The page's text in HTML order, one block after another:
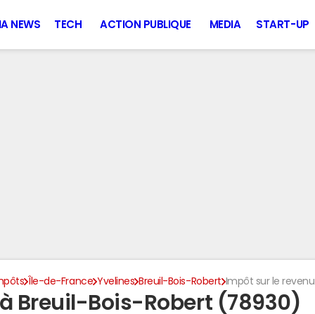
IA NEWS TECH ACTION PUBLIQUE MEDIA START-UP
Île-de-France Yvelines Breuil-Bois-Robert Impôt sur le revenu
Breuil-Bois-Robert (78930)